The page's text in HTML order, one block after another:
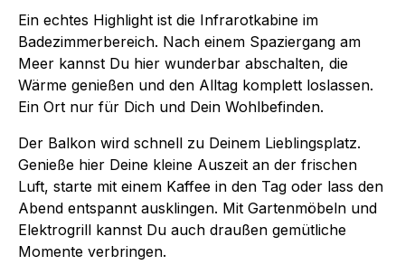
Ein echtes Highlight ist die Infrarotkabine im
Badezimmerbereich. Nach einem Spaziergang am
Meer kannst Du hier wunderbar abschalten, die
Wärme genießen und den Alltag komplett loslassen.
Ein Ort nur für Dich und Dein Wohlbefinden.
Der Balkon wird schnell zu Deinem Lieblingsplatz.
Genieße hier Deine kleine Auszeit an der frischen
Luft, starte mit einem Kaffee in den Tag oder lass den
Abend entspannt ausklingen. Mit Gartenmöbeln und
Elektrogrill kannst Du auch draußen gemütliche
Momente verbringen.